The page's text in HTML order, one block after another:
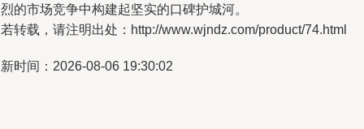
的市场竞争中构建起坚实的口碑护城河。
转载，请注明出处：http://www.wjndz.com/product/74.html
时间：2026-08-06 19:30:02